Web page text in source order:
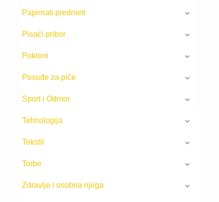
Papirnati predmeti
Pisaći pribor
Pokloni
Posuđe za piće
Sport i Odmor
Tehnologija
Tekstil
Torbe
Zdravlje i osobna njega